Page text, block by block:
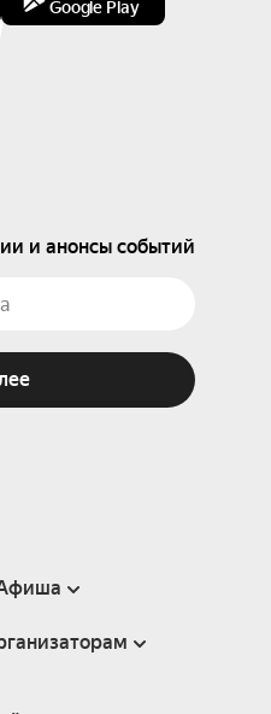
Google Play
и анонсы событий